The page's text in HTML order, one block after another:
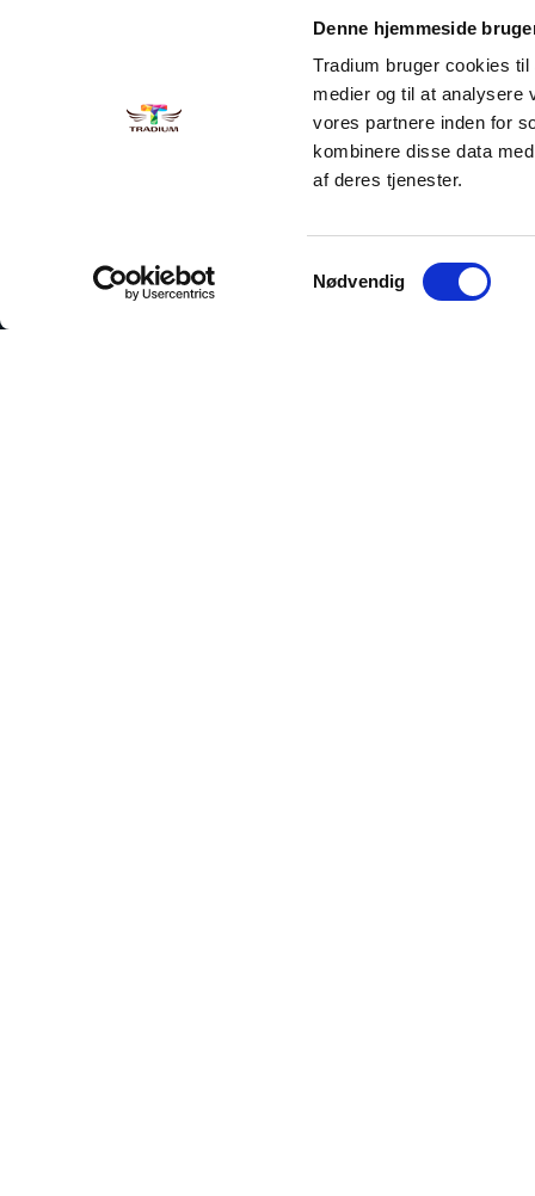
Denne hjemmeside
Tradium bruger cookies
medier og til at analysere
vores partnere inden for
kombinere disse data
af deres tjenester.
Samtykkevalg
Nødvendig